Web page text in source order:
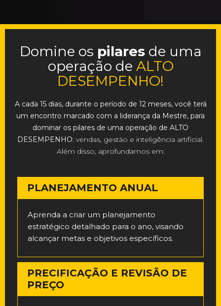
Domine os pilaresde uma
operação de ALTO
DESEMPENHO!
A cada 15 dias, durante o período de 12 meses, você terá
um encontro marcado com a liderança da Mestre, para
dominar os pilares de uma operação de ALTO
DESEMPENHO: vendas, gestão e inteligência artificial.
Além disso, aprofundamos em:
PLANEJAMENTO ANUAL
Aprenda a criar um planejamento
estratégico detalhado para o ano, visando
alcançar metas e objetivos específicos.
PRECIFICAÇÃO E REVISÃO DE
PREÇO